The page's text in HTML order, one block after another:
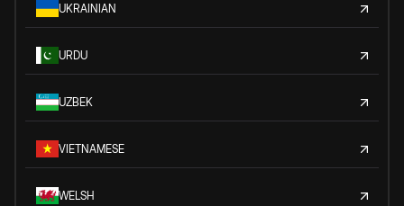
UKRAINIAN
URDU
UZBEK
VIETNAMESE
WELSH